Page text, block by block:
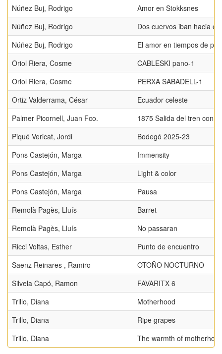
Núñez Buj, Rodrigo
Amor en Stokksnes
Núñez Buj, Rodrigo
Dos cuervos iban hacia el
Núñez Buj, Rodrigo
El amor en tiempos de
Oriol Riera, Cosme
CABLESKI pano-1
Oriol Riera, Cosme
PERXA SABADELL-1
Ortiz Valderrama, César
Ecuador celeste
Palmer Picornell, Juan Fco.
1875 Salida del tren con
Piqué Vericat, Jordi
Bodegó 2025-23
Pons Castejón, Marga
Immensity
Pons Castejón, Marga
Light & color
Pons Castejón, Marga
Pausa
Remolà Pagès, Lluís
Barret
Remolà Pagès, Lluís
No passaran
Ricci Voltas, Esther
Punto de encuentro
Saenz Reinares , Ramiro
OTOÑO NOCTURNO
Silvela Capó, Ramon
FAVARITX 6
Trillo, Diana
Motherhood
Trillo, Diana
Ripe grapes
Trillo, Diana
The warmth of